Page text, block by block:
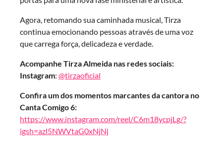
Agora, retomando sua caminhada musical, Tirza
continua emocionando pessoas através de uma voz
que carrega força, delicadeza e verdade.
Acompanhe Tirza Almeida nas redes sociais:
Instagram: @tirzaoficial
Confira um dos momentos marcantes da cantora no
Canta Comigo 6:
https://www.instagram.com/reel/C6m18ycpjLg/?
igsh=azl5NWVtaG0xNjNj